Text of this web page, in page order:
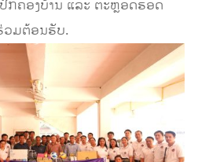
ປົກຄອງບ້ານ ແລະ ຕະຫຼອດຮອດ
ວມຕ້ອນຮັບ.